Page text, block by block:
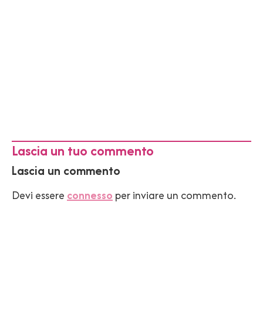
Lascia un tuo commento
Lascia un commento
Devi essere connesso per inviare un commento.